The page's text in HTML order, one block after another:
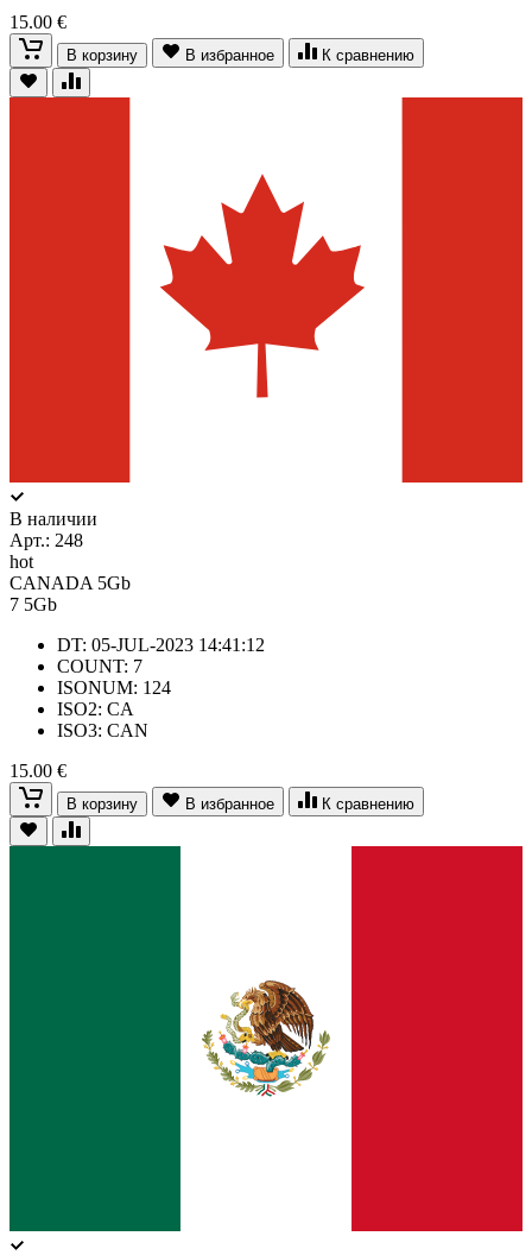
15.00 €
В корзину В избранное К сравнению
В наличии
Арт.: 248
hot
CANADA 5Gb
7 5Gb
DT: 05-JUL-2023 14:41:12
COUNT: 7
ISONUM: 124
ISO2: CA
ISO3: CAN
15.00 €
В корзину В избранное К сравнению